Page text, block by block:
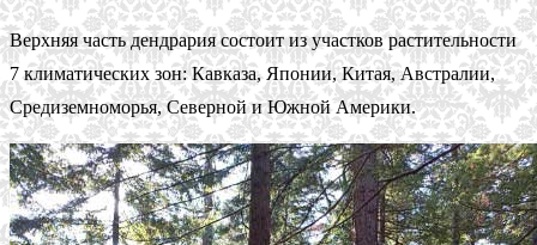
Верхняя часть дендрария состоит из участков растительности
7 климатических зон: Кавказа, Японии, Китая, Австралии,
Средиземноморья, Северной и Южной Америки.